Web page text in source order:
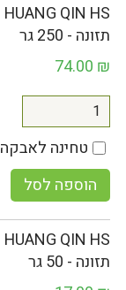
תזונה - 250 גר
74.00 ₪
טחינה לאבקה
הוספה לסל
תזונה - 50 גר